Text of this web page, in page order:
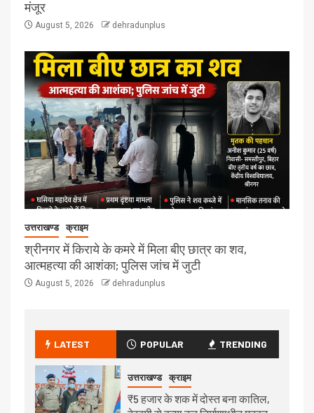
मंजूर
August 5, 2026 dehradunplus
उत्तराखण्ड क्राइम
श्रीनगर में किराये के कमरे में मिला बीए छात्र का शव,
आत्महत्या की आशंका; पुलिस जांच में जुटी
August 5, 2026 dehradunplus
LATEST POPULAR TRENDING
उत्तराखण्ड क्राइम
₹5 हजार के शक में दोस्त बना कातिल,